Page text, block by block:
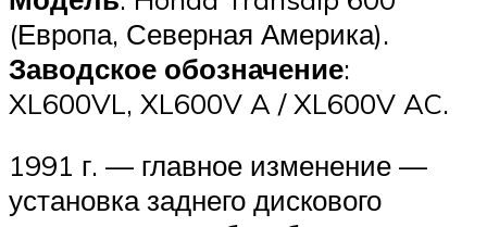
(Европа, Северная Америка).
Заводское обозначение:
XL600VL, XL600V A / XL600V AC.
1991 г. — главное изменение —
установка заднего дискового